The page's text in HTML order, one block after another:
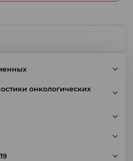
онкологических